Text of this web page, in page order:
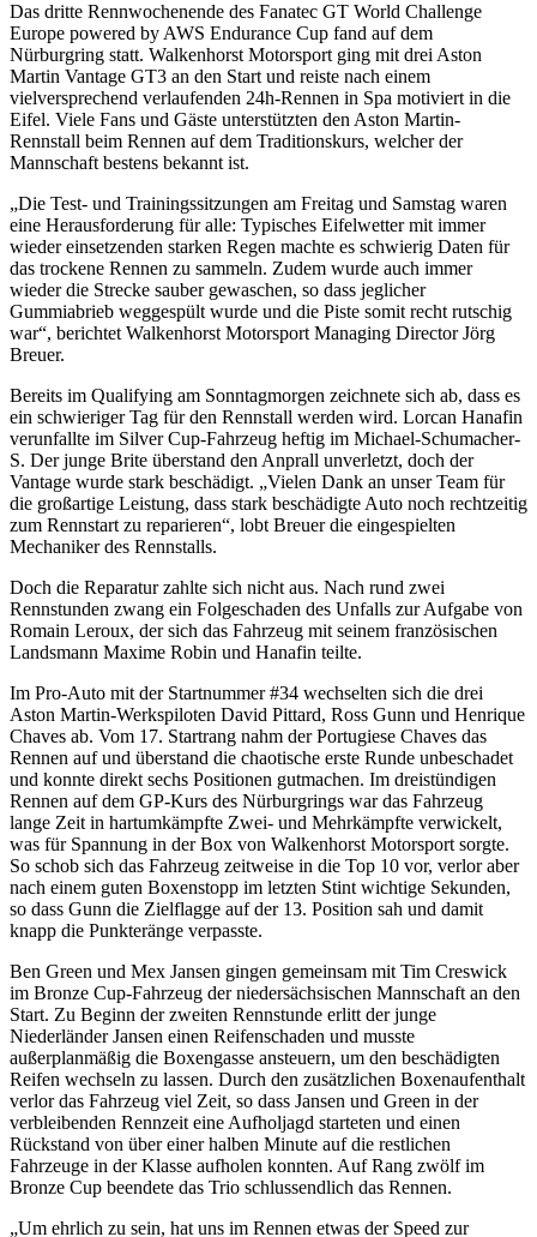
Das dritte Rennwochenende des Fanatec GT World Challenge
Europe powered by AWS Endurance Cup fand auf dem
Nürburgring statt. Walkenhorst Motorsport ging mit drei Aston
Martin Vantage GT3 an den Start und reiste nach einem
vielversprechend verlaufenden 24h-Rennen in Spa motiviert in die
Eifel. Viele Fans und Gäste unterstützten den Aston Martin-
Rennstall beim Rennen auf dem Traditionskurs, welcher der
Mannschaft bestens bekannt ist.
„Die Test- und Trainingssitzungen am Freitag und Samstag waren
eine Herausforderung für alle: Typisches Eifelwetter mit immer
wieder einsetzenden starken Regen machte es schwierig Daten für
das trockene Rennen zu sammeln. Zudem wurde auch immer
wieder die Strecke sauber gewaschen, so dass jeglicher
Gummiabrieb weggespült wurde und die Piste somit recht rutschig
war“, berichtet Walkenhorst Motorsport Managing Director Jörg
Breuer.
Bereits im Qualifying am Sonntagmorgen zeichnete sich ab, dass es
ein schwieriger Tag für den Rennstall werden wird. Lorcan Hanafin
verunfallte im Silver Cup-Fahrzeug heftig im Michael-Schumacher-
S. Der junge Brite überstand den Anprall unverletzt, doch der
Vantage wurde stark beschädigt. „Vielen Dank an unser Team für
die großartige Leistung, dass stark beschädigte Auto noch rechtzeitig
zum Rennstart zu reparieren“, lobt Breuer die eingespielten
Mechaniker des Rennstalls.
Doch die Reparatur zahlte sich nicht aus. Nach rund zwei
Rennstunden zwang ein Folgeschaden des Unfalls zur Aufgabe von
Romain Leroux, der sich das Fahrzeug mit seinem französischen
Landsmann Maxime Robin und Hanafin teilte.
Im Pro-Auto mit der Startnummer #34 wechselten sich die drei
Aston Martin-Werkspiloten David Pittard, Ross Gunn und Henrique
Chaves ab. Vom 17. Startrang nahm der Portugiese Chaves das
Rennen auf und überstand die chaotische erste Runde unbeschadet
und konnte direkt sechs Positionen gutmachen. Im dreistündigen
Rennen auf dem GP-Kurs des Nürburgrings war das Fahrzeug
lange Zeit in hartumkämpfte Zwei- und Mehrkämpfte verwickelt,
was für Spannung in der Box von Walkenhorst Motorsport sorgte.
So schob sich das Fahrzeug zeitweise in die Top 10 vor, verlor aber
nach einem guten Boxenstopp im letzten Stint wichtige Sekunden,
so dass Gunn die Zielflagge auf der 13. Position sah und damit
knapp die Punkteränge verpasste.
Ben Green und Mex Jansen gingen gemeinsam mit Tim Creswick
im Bronze Cup-Fahrzeug der niedersächsischen Mannschaft an den
Start. Zu Beginn der zweiten Rennstunde erlitt der junge
Niederländer Jansen einen Reifenschaden und musste
außerplanmäßig die Boxengasse ansteuern, um den beschädigten
Reifen wechseln zu lassen. Durch den zusätzlichen Boxenaufenthalt
verlor das Fahrzeug viel Zeit, so dass Jansen und Green in der
verbleibenden Rennzeit eine Aufholjagd starteten und einen
Rückstand von über einer halben Minute auf die restlichen
Fahrzeuge in der Klasse aufholen konnten. Auf Rang zwölf im
Bronze Cup beendete das Trio schlussendlich das Rennen.
„Um ehrlich zu sein, hat uns im Rennen etwas der Speed zur